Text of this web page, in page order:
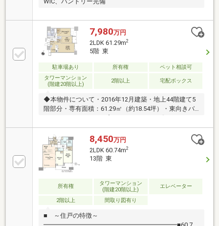
7,980万円
2LDK 61.29m2
5階 東
駐車場あり 所有権
ペット相談可
タワーマンション
(階建20階以上)
2階以上 宅配ボックス
◆本物件について・2016年12月建築・地上44階建て5
階部分・専有面積：61.29㎡（約18.54坪）・東向きバ
ルコニー・2LDKタイプ・トランクルーム有り・ディス
ポーザー有り・ウォークインクローゼット有り・ペッ
ト飼育可（規約による制限有り）◆共用部多数あり
（一部有償）・1階 グランドロビー コーチエン
トランス・2階 駐輪場・3階 ゲストルーム2室 フ
ィットネスジム 駐輪場・42階 スカイラウン
ジ スカイアトリウム パーティールーム・各階
クリーンステーション
8,450万円
2LDK 60.74m2
13階 東
所有権
タワーマンション
(階建20階以上)
エレベーター
2階以上 間取り図有り
■ ～住戸の特徴～